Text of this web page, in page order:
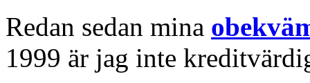
Redan sedan mina
1999 är jag inte